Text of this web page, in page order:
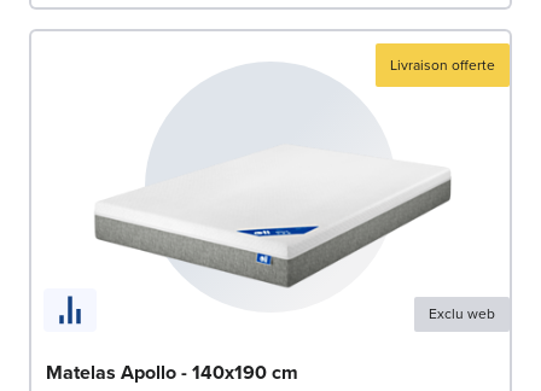
Livraison offerte
Exclu web
Matelas Apollo - 140x190 cm